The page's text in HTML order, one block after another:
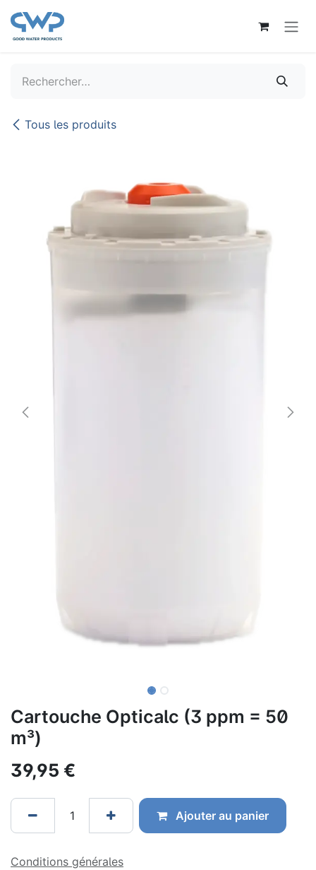
Tous les produits
Cartouche Opticalc (3 ppm = 50
m³)
39,95 €
Ajouter au panier
Conditions générales